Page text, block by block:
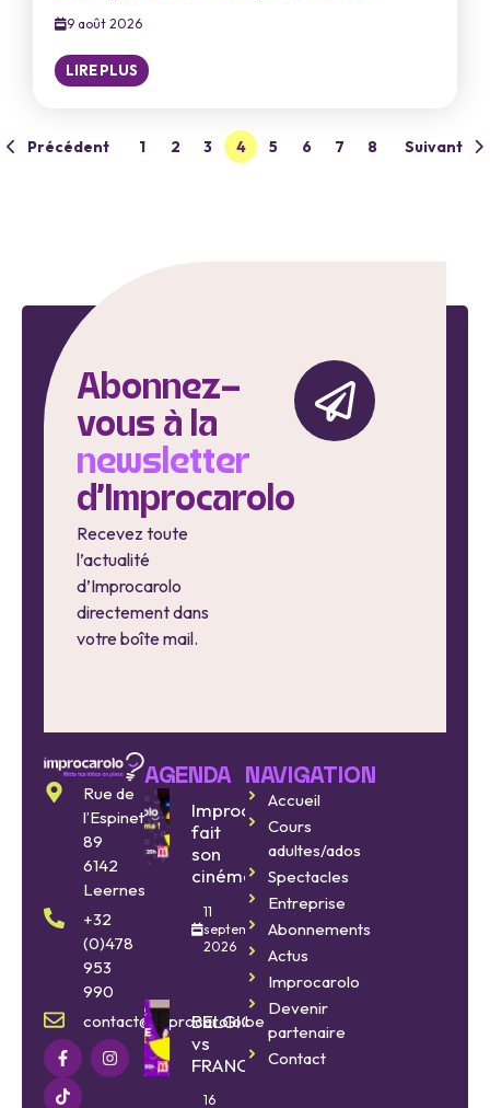
9 août 2026
LIRE PLUS
Précédent 1 2 3 4 5 6 7 8 Suivant
Abonnez-
vous à la
newsletter
d'Improcarolo
Recevez toute
l’actualité
d’Improcarolo
directement dans
votre boîte mail.
Rue de
l’Espinette
89
6142
Leernes
+32
(0)478
953
990
contact@improcarolo.be
AGENDA
Improcarolo
fait
son
cinéma
11
septembre
2026
BELGIQUE
vs
FRANCE
16
NAVIGATION
Accueil
Cours
adultes/ados
Spectacles
Entreprise
Abonnements
Actus
Improcarolo
Devenir
partenaire
Contact